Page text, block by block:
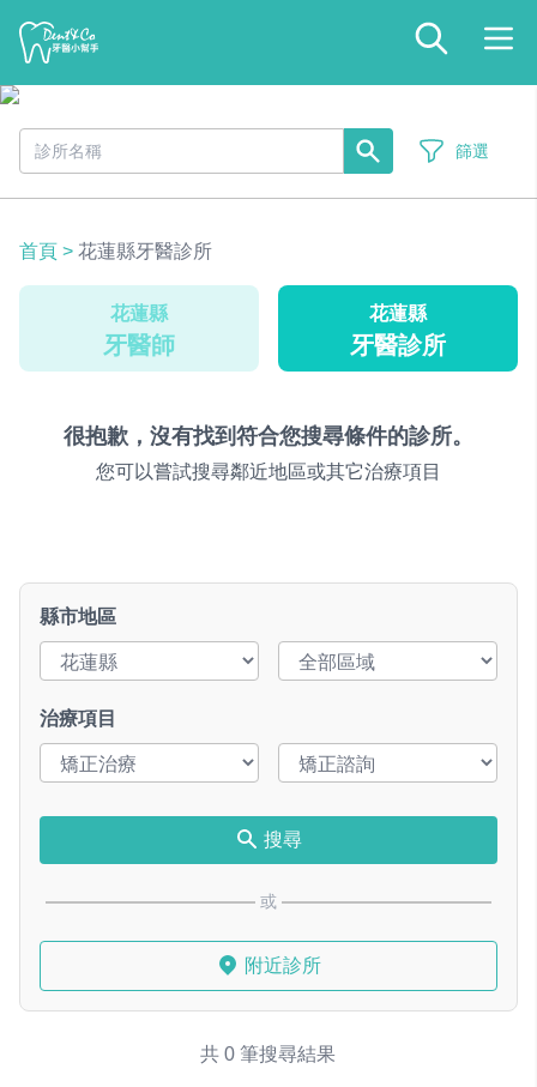
篩選
首頁 > 花蓮縣牙醫診所
花蓮縣
牙醫師
花蓮縣
牙醫診所
很抱歉，沒有找到符合您搜尋條件的診所。
您可以嘗試搜尋鄰近地區或其它治療項目
縣市地區
治療項目
搜尋
或
附近診所
共 0 筆搜尋結果